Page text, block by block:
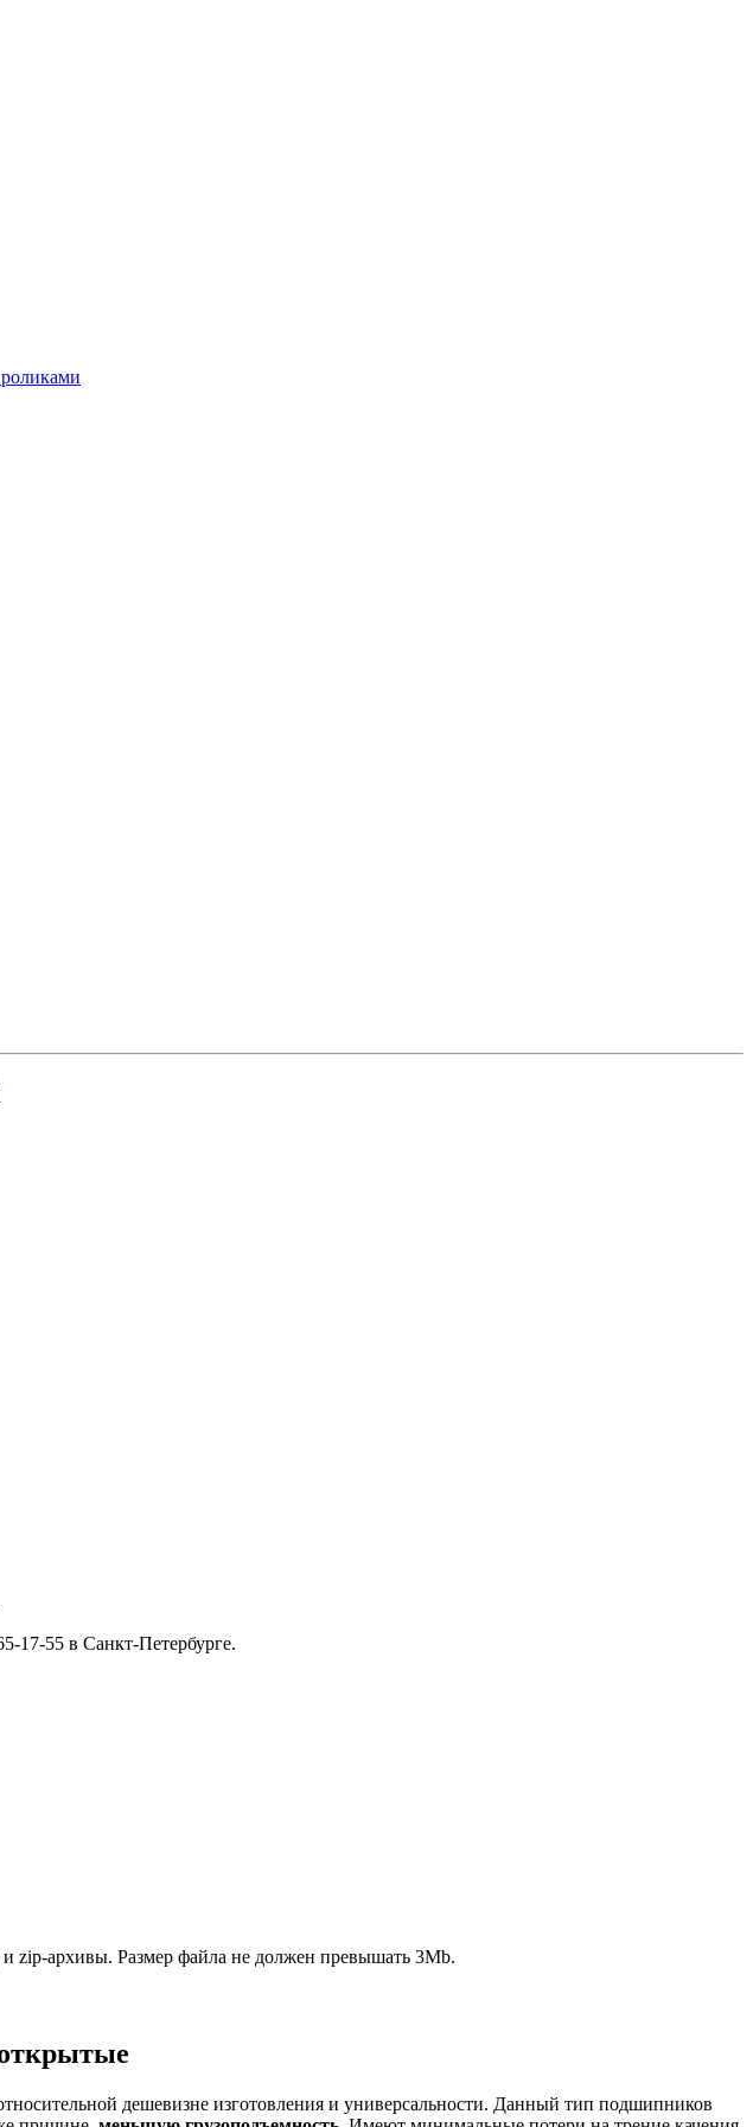
17-55 в Санкт-Петербурге.
zip-архивы. Размер файла не должен превышать 3Mb.
дешевизне изготовления и универсальности. Данный тип подшипников